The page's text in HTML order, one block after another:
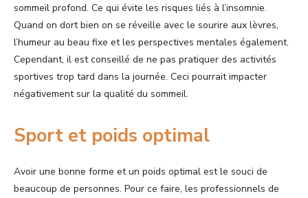
sommeil profond. Ce qui évite les risques liés à l’insomnie.
Quand on dort bien on se réveille avec le sourire aux lèvres,
l’humeur au beau fixe et les perspectives mentales également.
Cependant, il est conseillé de ne pas pratiquer des activités
sportives trop tard dans la journée. Ceci pourrait impacter
négativement sur la qualité du sommeil.
Sport et poids optimal
Avoir une bonne forme et un poids optimal est le souci de
beaucoup de personnes. Pour ce faire, les professionnels de